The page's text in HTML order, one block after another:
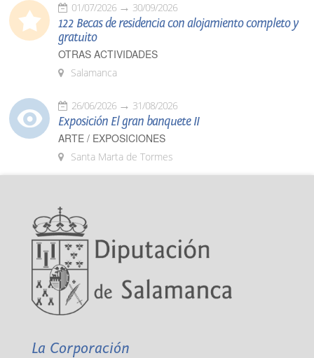
01/07/2026 30/09/2026
122 Becas de residencia con alojamiento completo y
gratuito
OTRAS ACTIVIDADES
Salamanca
26/06/2026 31/08/2026
Exposición El gran banquete II
ARTE / EXPOSICIONES
Santa Marta de Tormes
La Corporación